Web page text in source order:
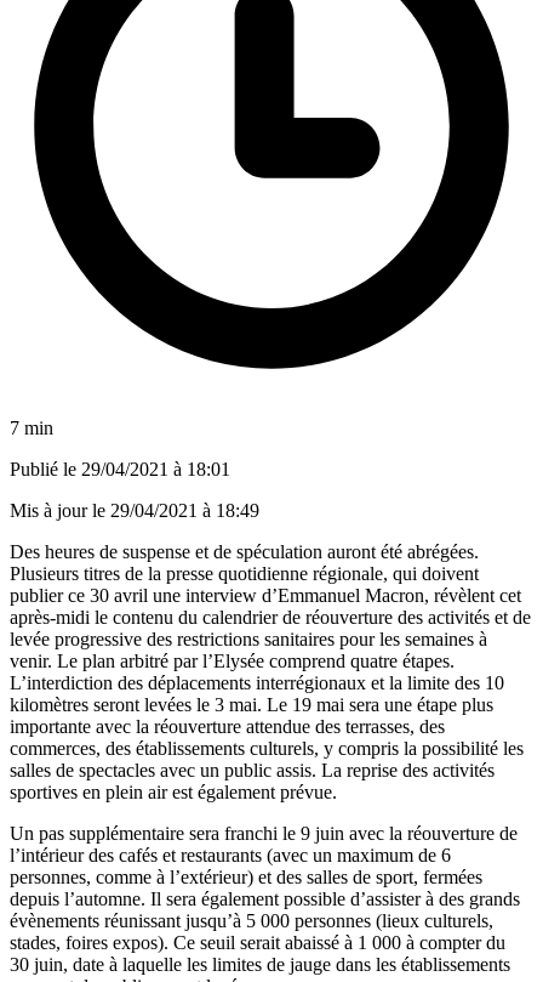
7 min
Publié le 29/04/2021 à 18:01
Mis à jour le 29/04/2021 à 18:49
Des heures de suspense et de spéculation auront été abrégées.
Plusieurs titres de la presse quotidienne régionale, qui doivent
publier ce 30 avril une interview d’Emmanuel Macron, révèlent cet
après-midi le contenu du calendrier de réouverture des activités et de
levée progressive des restrictions sanitaires pour les semaines à
venir. Le plan arbitré par l’Elysée comprend quatre étapes.
L’interdiction des déplacements interrégionaux et la limite des 10
kilomètres seront levées le 3 mai. Le 19 mai sera une étape plus
importante avec la réouverture attendue des terrasses, des
commerces, des établissements culturels, y compris la possibilité les
salles de spectacles avec un public assis. La reprise des activités
sportives en plein air est également prévue.
Un pas supplémentaire sera franchi le 9 juin avec la réouverture de
l’intérieur des cafés et restaurants (avec un maximum de 6
personnes, comme à l’extérieur) et des salles de sport, fermées
depuis l’automne. Il sera également possible d’assister à des grands
évènements réunissant jusqu’à 5 000 personnes (lieux culturels,
stades, foires expos). Ce seuil serait abaissé à 1 000 à compter du
30 juin, date à laquelle les limites de jauge dans les établissements